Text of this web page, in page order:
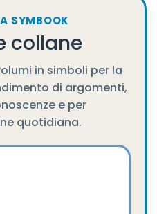
SYMBOOK
collane
in simboli per la
di argomenti,
e per
quotidiana.